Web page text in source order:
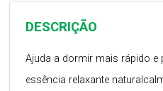
DESCRIÇÃO
Ajuda a dormir mais rápido
essência relaxante